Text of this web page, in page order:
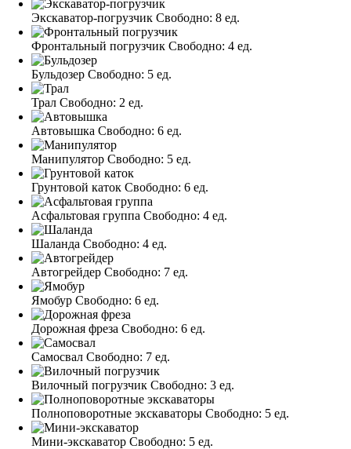
Экскаватор-погрузчик Свободно: 8 ед.
Фронтальный погрузчик Свободно: 4 ед.
Бульдозер Свободно: 5 ед.
Трал Свободно: 2 ед.
Автовышка Свободно: 6 ед.
Манипулятор Свободно: 5 ед.
Грунтовой каток Свободно: 6 ед.
Асфальтовая группа Свободно: 4 ед.
Шаланда Свободно: 4 ед.
Автогрейдер Свободно: 7 ед.
Ямобур Свободно: 6 ед.
Дорожная фреза Свободно: 6 ед.
Самосвал Свободно: 7 ед.
Вилочный погрузчик Свободно: 3 ед.
Полноповоротные экскаваторы Свободно: 5 ед.
Мини-экскаватор Свободно: 5 ед.